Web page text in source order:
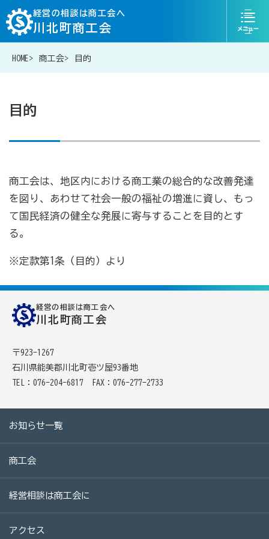
経営の相談は商工会へ
川北町商工会
ニ
ュ
HOME 商工会 目的
目的
商工会は、地区内における商工業の総合的な改善発達
を図り、あわせて社会一般の福祉の増進に資し、もっ
て国民経済の健全な発展に寄与することを目的とす
る。
※定款第1条（目的）より
経営の相談は商工会へ
川北町商工会
〒923-1267
石川県能美郡川北町壱ツ屋93番地
TEL：076-204-6817
FAX：076-277-2733
お知らせ一覧
商工会
経営相談は商工会に
アクセス
お問い合わせ
補助金・助成金一覧
令和6年能登半島地震等災害に関する支援情報
商工会の共済・保険
一つの掛金で貯蓄・生命保障・融資の3つの備え（商工
死亡保険金(最高6千万円)の掛捨共済・福祉共済「生
命」保障
用共済）
従業員の退職金共済制度
経営者の退職金制度（小規模企業共済）
取引先の破たんによる連鎖倒産を防ぐ（中小企業倒産防
海外PL保険(国内補償は、ビジネス総合保険へ）